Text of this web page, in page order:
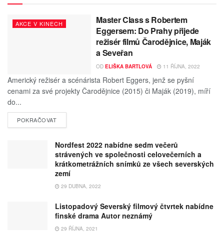
AKCE V KINECH
Master Class s Robertem
Eggersem: Do Prahy přijede
režisér filmů Čarodějnice, Maják
a Seveřan
OD ELIŠKA BARTLOVÁ 11 ŘÍJNA, 2022
Americký režisér a scénárista Robert Eggers, jenž se pyšní
cenami za své projekty Čarodějnice (2015) či Maják (2019), míří
do...
POKRAČOVAT
Nordfest 2022 nabídne sedm večerů
strávených ve společnosti celovečerních a
krátkometrážních snímků ze všech severských
zemí
29 DUBNA, 2022
Listopadový Severský filmový čtvrtek nabídne
finské drama Autor neznámý
29 ŘÍJNA, 2021